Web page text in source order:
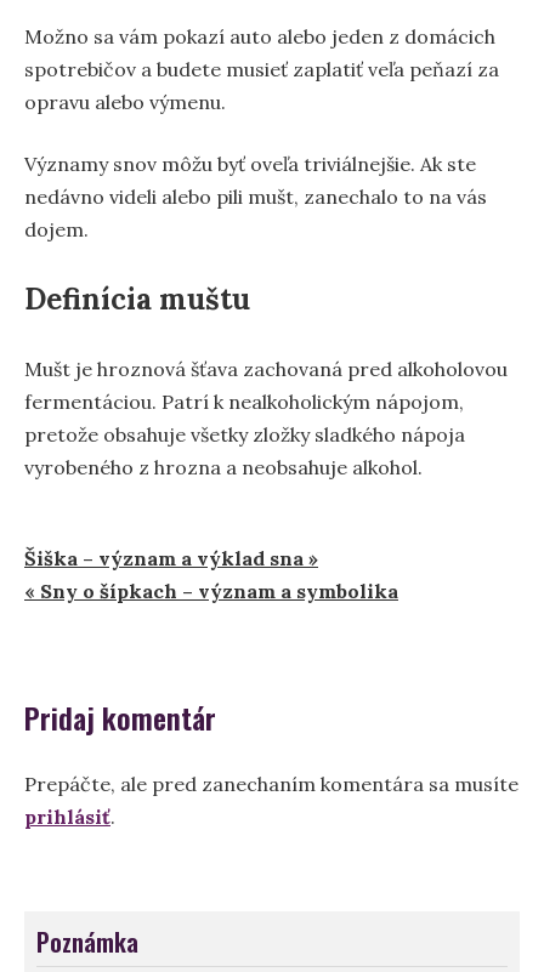
Možno sa vám pokazí auto alebo jeden z domácich
spotrebičov a budete musieť zaplatiť veľa peňazí za
opravu alebo výmenu.
Významy snov môžu byť oveľa triviálnejšie. Ak ste
nedávno videli alebo pili mušt, zanechalo to na vás
dojem.
Definícia muštu
Mušt je hroznová šťava zachovaná pred alkoholovou
fermentáciou. Patrí k nealkoholickým nápojom,
pretože obsahuje všetky zložky sladkého nápoja
vyrobeného z hrozna a neobsahuje alkohol.
Navigácia
v
Šiška – význam a výklad sna »
« Sny o šípkach – význam a symbolika
Pridaj komentár
Prepáčte, ale pred zanechaním komentára sa musíte
prihlásiť.
Poznámka